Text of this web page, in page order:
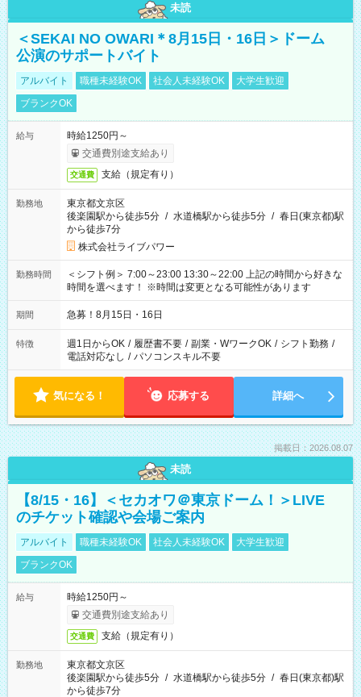
未読
＜SEKAI NO OWARI＊8月15日・16日＞ドーム
公演のサポートバイト
アルバイト 職種未経験OK 社会人未経験OK
大学生歓迎
ブランクOK
給与
時給1250円～
交通費別途支給あり
交通費 支給（規定有り）
勤務地
東京都文京区
後楽園駅から徒歩5分 / 水道橋駅から徒歩5分 / 春日(東京都)駅
から徒歩7分
株式会社ライブパワー
勤務時間
＜シフト例＞ 7:00～23:00 13:30～22:00 上記の時間から好きな
時間を選べます！ ※時間は変更となる可能性があります
期間 急募！8月15日・16日
特徴 週1日からOK / 履歴書不要 / 副業・WワークOK / シフト勤務 /
電話対応なし / パソコンスキル不要
気になる！ 応募する 詳細へ
掲載日：2026.08.07
未読
【8/15・16】＜セカオワ＠東京ドーム！＞LIVE
のチケット確認や会場ご案内
アルバイト 職種未経験OK 社会人未経験OK
大学生歓迎
ブランクOK
給与
時給1250円～
交通費別途支給あり
交通費 支給（規定有り）
勤務地
東京都文京区
後楽園駅から徒歩5分 / 水道橋駅から徒歩5分 / 春日(東京都)駅
から徒歩7分